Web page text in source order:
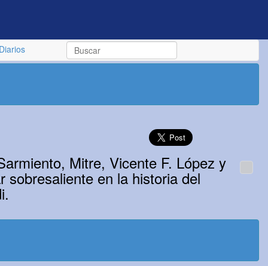
Diarios
Mitre, Vicente F. López y
sobresaliente en la historia del